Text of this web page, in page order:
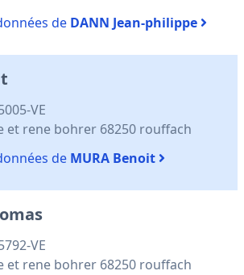
de DANN Jean-philippe
VE
et rene bohrer 68250 rouffach
de MURA Benoit
VE
et rene bohrer 68250 rouffach